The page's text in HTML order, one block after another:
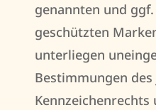
genannten und
geschützten
unterliegen
Bestimmungen
Kennzeichenrechts